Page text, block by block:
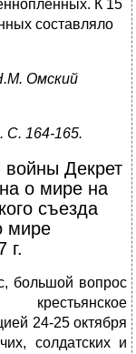
К 15
составляло
Омский
С. 164-165.
Декрет
о миpе на
съезда
миpе
г.
большой вопpос
24-25 октябpя
солдатских и